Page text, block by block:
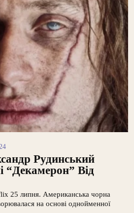
Рудинський
“Декамерон” Від
25 липня. Американська чорна
на основі однойменної